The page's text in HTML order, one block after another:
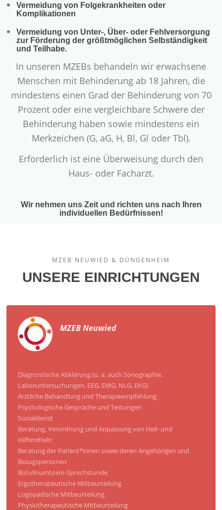
Vermeidung von Folgekrankheiten oder
Komplikationen
Vermeidung von Unter-, Über- oder Fehlversorgung
zur Förderung der größtmöglichen Selbständigkeit
und Teilhabe.
In unseren MZEBs behandeln wir erwachsene
Menschen mit Behinderung ab 18 Jahren, die
mindestens einen Grad der Behinderung von 70
Prozent oder eine vergleichbare Schwere der
Behinderung haben sowie mindestens ein
Merkzeichen (G, aG, H, Bl, Gl oder Tbl).
Erforderlich ist eine Überweisung durch den
Haus- oder Facharzt.
Wir nehmen uns Zeit und richten uns nach Ihren
individuellen Bedürfnissen!
MZEB NEUWIED & DÜNGENHEIM
UNSERE EINRICHTUNGEN
MZEB Neuwied
Diagnostische Abklärung (u. a. auch Sonographie,
Laboruntersuchungen, EEG, EMG, NLG, EKG)
Ärztliche Behandlung und Therapieempfehlung
Psychologische Gespräche und Testungen
Sozialdienst
Beratung, Verordnung und Anpassung von Heil- und
Hilfsmitteln
Beratung der Patient*innen sowie deren Angehörigen und
Bezugspersonen
Botulinumtoxin-Sprechstunde
Ergotherapeutische Mitbeurteilung
Logopädische Mitbeurteilung
Physiotherapeutische Mitbeurteilung